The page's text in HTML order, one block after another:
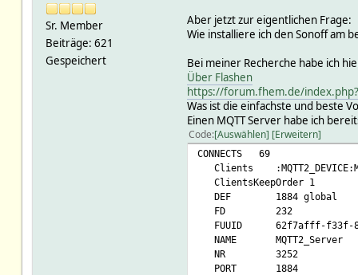
Sr. Member
Beiträge: 621
Gespeichert
Aber jetzt zur eigentlichen Frage:
Wie installiere ich den Sonoff am
Bei meiner Recherche habe ich
Über Flashen
https://forum.fhem.de/
Was ist die einfachste und beste
Einen MQTT Server habe ich
Code Auswählen Erweitern
CONNECTS 69
Clients
ClientsKeepOrder 1
DEF 1884 global
FD 232
FUUID 62f7afff-f33f-
NAME MQTT2_Server
NR 3252
PORT 1884